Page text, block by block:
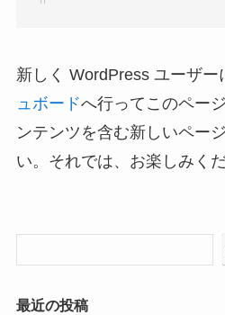
新しく WordPress ユーザー
ュボードへ行ってこのペー
ンテンツを含む新しいペー
い。それでは、お楽しみく
最近の投稿